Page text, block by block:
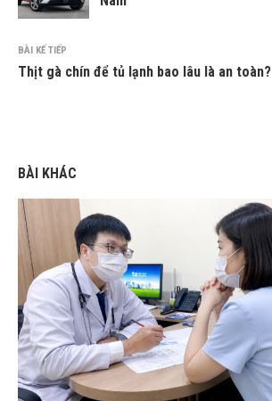
BÀI KẾ TIẾP
Thịt gà chín để tủ lạnh bao lâu là an toàn?
BÀI KHÁC